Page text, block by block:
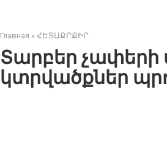
Главная » ՀԵՏԱՔՐՔԻՐ
Տարբեր չափերի
կտրվածքներ